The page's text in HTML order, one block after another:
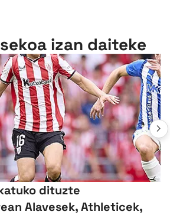
izan daiteke
dituzte
Alavesek, Athleticek,